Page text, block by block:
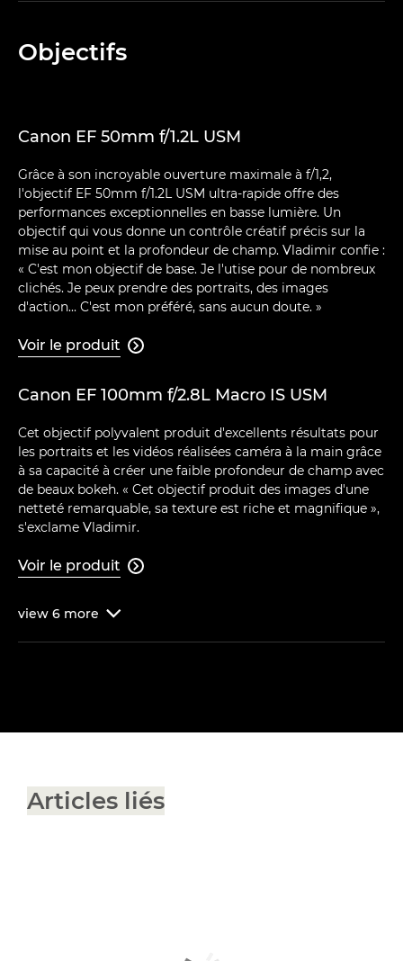
Objectifs
Canon EF 50mm f/1.2L USM
Grâce à son incroyable ouverture maximale à f/1,2,
l'objectif EF 50mm f/1.2L USM ultra-rapide offre des
performances exceptionnelles en basse lumière. Un
objectif qui vous donne un contrôle créatif précis sur la
mise au point et la profondeur de champ. Vladimir confie :
« C'est mon objectif de base. Je l'utise pour de nombreux
clichés. Je peux prendre des portraits, des images
d'action... C'est mon préféré, sans aucun doute. »
Voir le produit 
Canon EF 100mm f/2.8L Macro IS USM
Cet objectif polyvalent produit d'excellents résultats pour
les portraits et les vidéos réalisées caméra à la main grâce
à sa capacité à créer une faible profondeur de champ avec
de beaux bokeh. « Cet objectif produit des images d'une
netteté remarquable, sa texture est riche et magnifique »,
s'exclame Vladimir.
Voir le produit 
view 6 more 
Articles liés